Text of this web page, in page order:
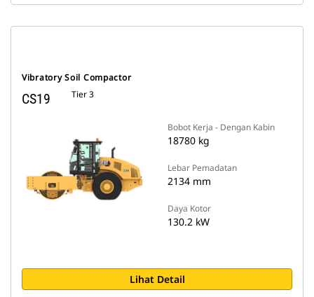
Vibratory Soil Compactor
CS19 Tier 3
Bobot Kerja - Dengan Kabin
18780 kg
Lebar Pemadatan
2134 mm
Daya Kotor
130.2 kW
Lihat Detail